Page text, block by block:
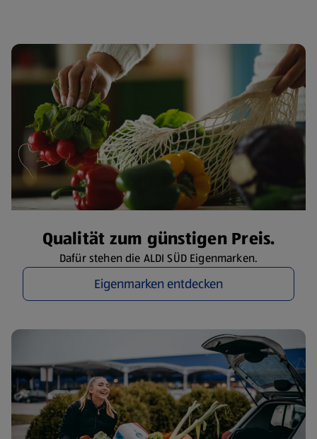
Qualität zum günstigen Preis.
Dafür stehen die ALDI SÜD Eigenmarken.
Eigenmarken entdecken